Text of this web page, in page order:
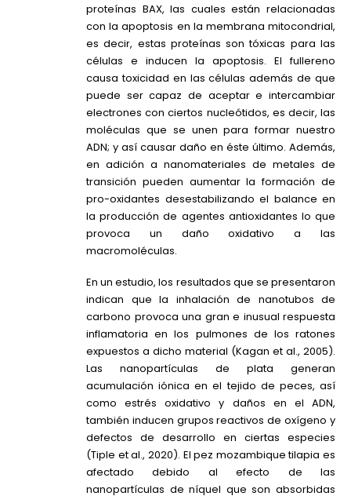
proteínas BAX, las cuales están relacionadas
con la apoptosis en la membrana mitocondrial,
es decir, estas proteínas son tóxicas para las
células e inducen la apoptosis. El fullereno
causa toxicidad en las células además de que
puede ser capaz de aceptar e intercambiar
electrones con ciertos nucleótidos, es decir, las
moléculas que se unen para formar nuestro
ADN; y así causar daño en éste último. Además,
en adición a nanomateriales de metales de
transición pueden aumentar la formación de
pro-oxidantes desestabilizando el balance en
la producción de agentes antioxidantes lo que
provoca un daño oxidativo a las
macromoléculas.
En un estudio, los resultados que se presentaron
indican que la inhalación de nanotubos de
carbono provoca una gran e inusual respuesta
inflamatoria en los pulmones de los ratones
expuestos a dicho material (Kagan et al., 2005).
Las nanopartículas de plata generan
acumulación iónica en el tejido de peces, así
como estrés oxidativo y daños en el ADN,
también inducen grupos reactivos de oxígeno y
defectos de desarrollo en ciertas especies
(Tiple et al., 2020). El pez mozambique tilapia es
afectado debido al efecto de las
nanopartículas de níquel que son absorbidas